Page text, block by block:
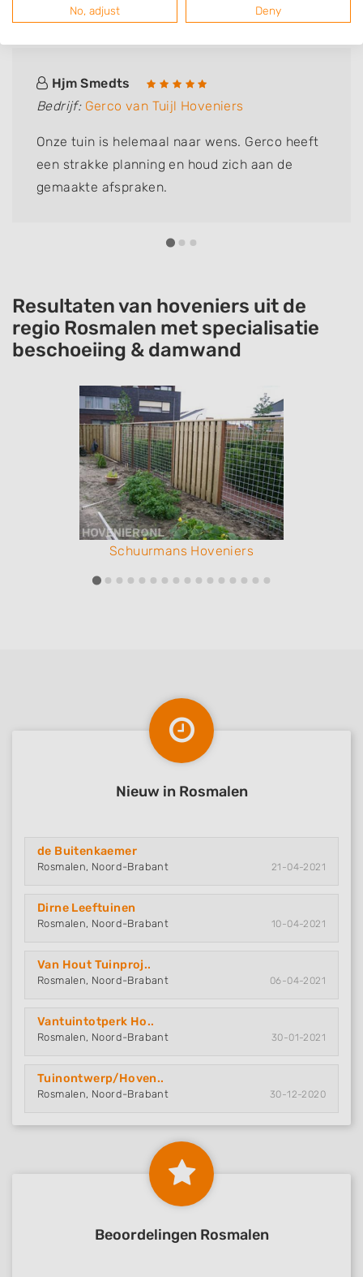
Deze mensen gingen u voor
Hjm Smedts
Bedrijf: Gerco van Tuijl Hoveniers
Onze tuin is helemaal naar wens. Gerco heeft
een strakke planning en houd zich aan de
gemaakte afspraken.
Resultaten van hoveniers uit de
regio Rosmalen met specialisatie
beschoeiing & damwand
Schuurmans Hoveniers
Nieuw in Rosmalen
de Buitenkaemer
Rosmalen, Noord-Brabant 21-04-2021
Dirne Leeftuinen
Rosmalen, Noord-Brabant 10-04-2021
Van Hout Tuinproj..
Rosmalen, Noord-Brabant 06-04-2021
Vantuintotperk Ho..
Rosmalen, Noord-Brabant 30-01-2021
Tuinontwerp/Hoven..
Rosmalen, Noord-Brabant 30-12-2020
Beoordelingen Rosmalen
No, adjust Deny